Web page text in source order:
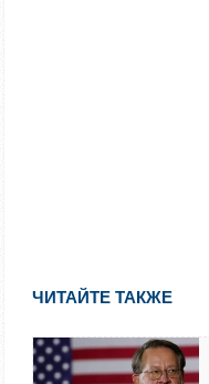
ЧИТАЙТЕ ТАКЖЕ